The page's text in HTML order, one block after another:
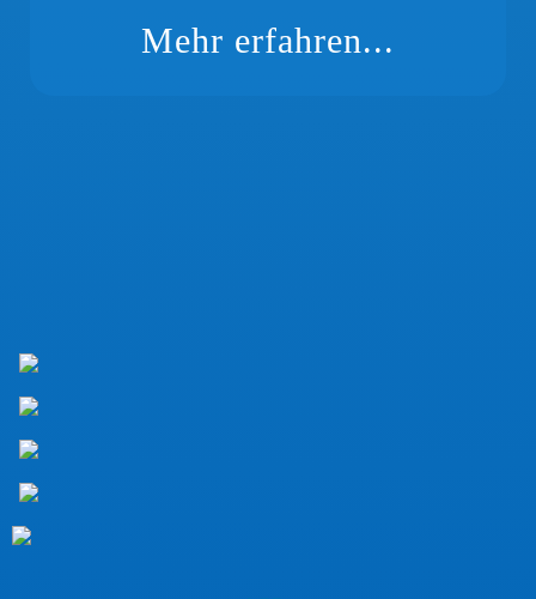
Mehr erfahren...